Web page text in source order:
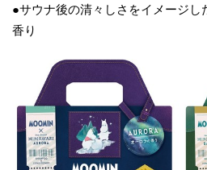
●サウナ後の清々しさをイメージ
香り